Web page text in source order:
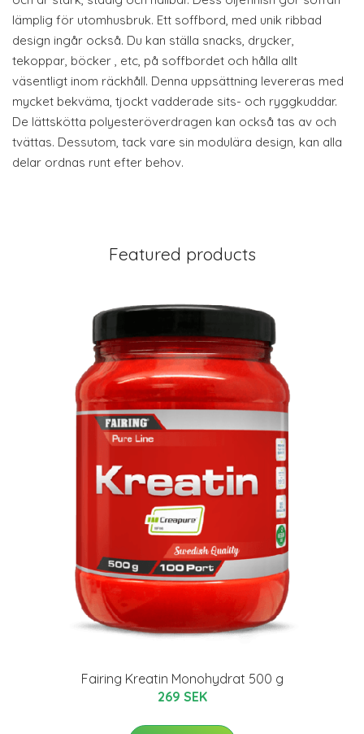
lämplig för utomhusbruk. Ett soffbord, med unik ribbad
design ingår också. Du kan ställa snacks, drycker,
tekoppar, böcker , etc, på soffbordet och hålla allt
väsentligt inom räckhåll. Denna uppsättning levereras med
mycket bekväma, tjockt vadderade sits- och ryggkuddar.
De lättskötta polyesteröverdragen kan också tas av och
tvättas. Dessutom, tack vare sin modulära design, kan alla
delar ordnas runt efter behov.
Featured products
Fairing Kreatin Monohydrat 500 g
269 SEK